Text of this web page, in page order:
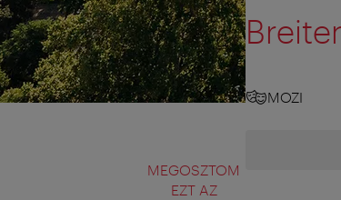
MEGOSZTOM
EZT AZ
MOZI